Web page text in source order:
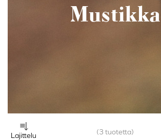
Mustikka
Lajittelu (3 tuotetta)